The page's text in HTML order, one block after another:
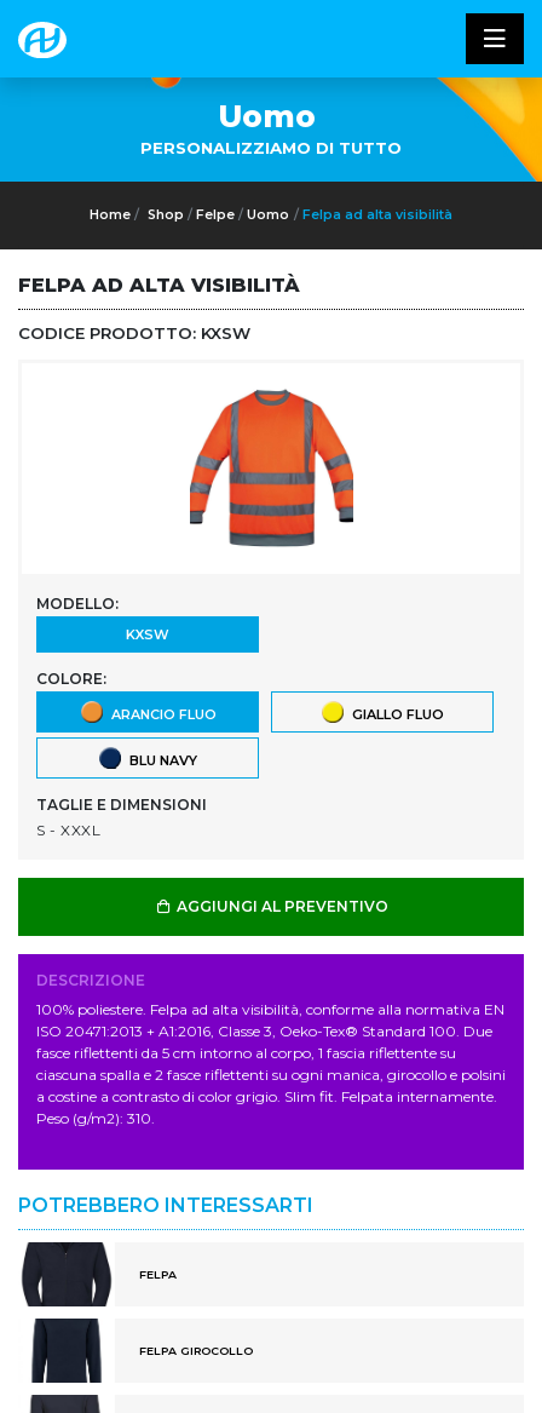
Uomo
PERSONALIZZIAMO DI TUTTO
Home Shop Felpe Uomo Felpa ad alta visibilità
FELPA AD ALTA VISIBILITÀ
CODICE PRODOTTO: KXSW
MODELLO:
KXSW
COLORE:
ARANCIO FLUO GIALLO FLUO
BLU NAVY
TAGLIE E DIMENSIONI
S - XXXL
AGGIUNGI AL PREVENTIVO
DESCRIZIONE
100% poliestere. Felpa ad alta visibilità, conforme alla normativa EN
ISO 20471:2013 + A1:2016, Classe 3, Oeko-Tex® Standard 100. Due
fasce riflettenti da 5 cm intorno al corpo, 1 fascia riflettente su
ciascuna spalla e 2 fasce riflettenti su ogni manica, girocollo e polsini
a costine a contrasto di color grigio. Slim fit. Felpata internamente.
Peso (g/m2): 310.
POTREBBERO INTERESSARTI
FELPA
FELPA GIROCOLLO